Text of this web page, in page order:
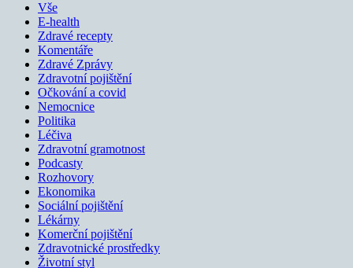
Vše
E-health
Zdravé recepty
Komentáře
Zdravé Zprávy
Zdravotní pojištění
Očkování a covid
Nemocnice
Politika
Léčiva
Zdravotní gramotnost
Podcasty
Rozhovory
Ekonomika
Sociální pojištění
Lékárny
Komerční pojištění
Zdravotnické prostředky
Životní styl